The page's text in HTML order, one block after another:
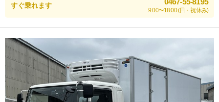
すぐ乗れます 0467-55-8195
9:00〜18:00 (日・祝休み)